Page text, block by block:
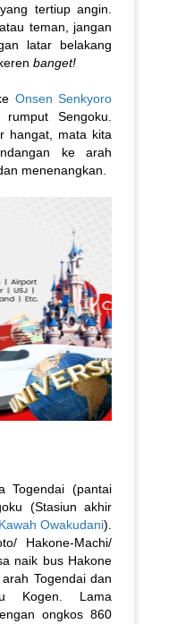
tertiup angin.
teman, jangan
latar belakang
banget!
Onsen Senkyoro
Sengoku.
hangat, mata kita
ke arah
menenangkan.
Togendai (pantai
(Stasiun akhir
Kawah Owakudani).
Hakone-Machi/
naik bus Hakone
Togendai dan
Kogen. Lama
ongkos 860